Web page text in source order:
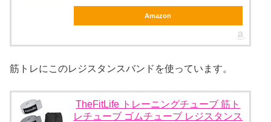
Amazon
筋トレにこのレジスタンスバンドを使っています。
TheFitLife トレーニングチューブ 筋ト
レチューブ ゴムチューブ レジスタンス